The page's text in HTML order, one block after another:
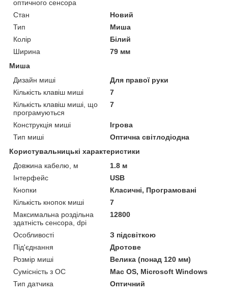
оптичного сенсора
Стан
Новий
Тип
Миша
Колір
Білий
Ширина
79 мм
Миша
Дизайн миші
Для правої руки
Кількість клавіш миші
7
Кількість клавіш миші, що
програмуються
7
Конструкція миші
Ігрова
Тип миші
Оптична світлодіодна
Користувальницькі характеристики
Довжина кабелю, м
1.8 м
Інтерфейс
USB
Кнопки
Класичні, Програмовані
Кількість кнопок миші
7
Максимальна роздільна
здатність сенсора, dpi
12800
Особливості
З підсвіткою
Під'єднання
Дротове
Розмір миші
Велика (понад 120 мм)
Сумісність з ОС
Mac OS, Microsoft Windows
Тип датчика
Оптичний